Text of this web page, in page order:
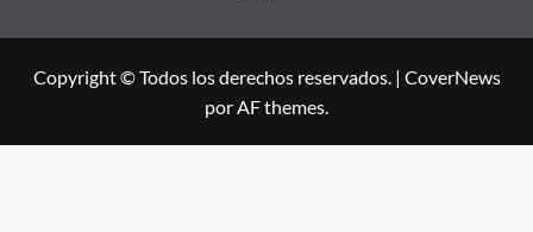
Copyright © Todos los derechos reservados. | CoverNews
por AF themes.